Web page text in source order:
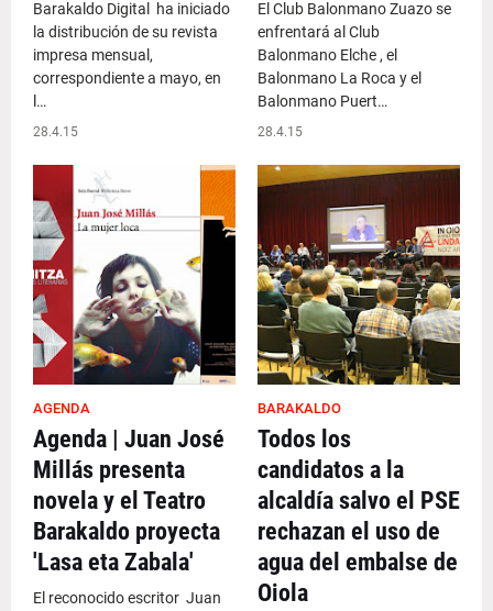
Barakaldo Digital ha iniciado
la distribución de su revista
impresa mensual,
correspondiente a mayo, en
l…
28.4.15
El Club Balonmano Zuazo se
enfrentará al Club
Balonmano Elche , el
Balonmano La Roca y el
Balonmano Puert…
28.4.15
AGENDA
Agenda | Juan José
Millás presenta
novela y el Teatro
Barakaldo proyecta
'Lasa eta Zabala'
El reconocido escritor Juan
BARAKALDO
Todos los
candidatos a la
alcaldía salvo el PSE
rechazan el uso de
agua del embalse de
Oiola